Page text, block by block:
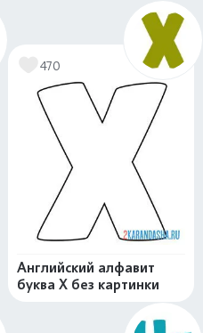
470
Английский алфавит
буква X без картинки